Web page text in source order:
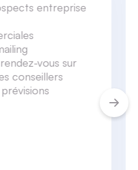
entreprise
vous sur
conseillers